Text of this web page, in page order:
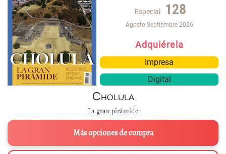
Especial 128
Agosto-Septiembre 2026
Adquiérela
Impresa
Digital
Cholula
La gran pirámide
Más opciones de compra